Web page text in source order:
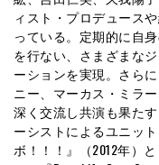
ィスト・プロデュース
っている。定期的に自
を行ない、さまざまな
ーションを実現。さら
ニー、マーカス・ミラ
深く交流し共演も果た
ーシストによるユニット
ボ！！！』（2012年）と